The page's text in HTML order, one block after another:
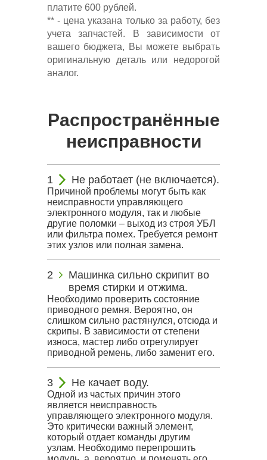
платите 600 рублей.
** - цена указана только за работу, без
учета запчастей. В зависимости от
вашего бюджета, Вы можете выбрать
оригинальную деталь или недорогой
аналог.
Распространённые
неисправности
Не работает (не включается).
Причиной проблемы могут быть как
неисправности управляющего
электронного модуля, так и любые
другие поломки – выход из строя УБЛ
или фильтра помех. Требуется ремонт
этих узлов или полная замена.
Машинка сильно скрипит во
время стирки и отжима.
Необходимо проверить состояние
приводного ремня. Вероятно, он
слишком сильно растянулся, отсюда и
скрипы. В зависимости от степени
износа, мастер либо отрегулирует
приводной ремень, либо заменит его.
Не качает воду.
Одной из частых причин этого
является неисправность
управляющего электронного модуля.
Это критически важный элемент,
который отдает команды другим
узлам. Необходимо перепрошить